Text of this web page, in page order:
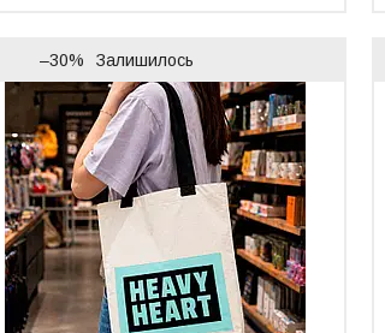
–30% Залишилось